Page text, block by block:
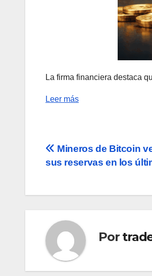
La firma financiera destaca
Leer más
Navegación
entradas
Mineros de Bitcoin
sus reservas en los
Por